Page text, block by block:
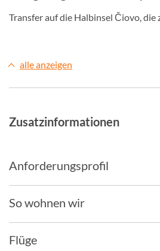
Transfer auf die Halbinsel Čiovo, die
alle anzeigen
Zusatzinformationen
Anforderungsprofil
So wohnen wir
Flüge